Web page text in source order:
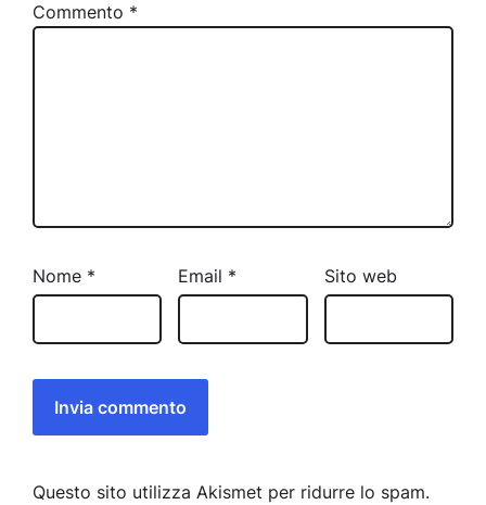
Commento *
Nome * Email * Sito web
Questo sito utilizza Akismet per ridurre lo spam.